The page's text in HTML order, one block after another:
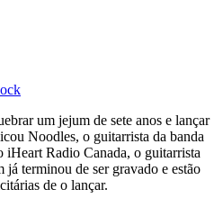
um jejum de sete anos e lançar
Noodles, o guitarrista da banda
iHeart Radio Canada, o guitarrista
terminou de ser gravado e estão
de o lançar.